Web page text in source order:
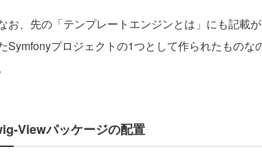
お、先の「テンプレートエンジンとは」にも記載
Symfonyプロジェクトの1つとして作られたもの
Viewパッケージの配置